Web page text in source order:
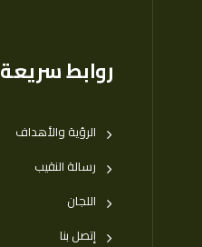
روابط سريعة
الرؤية والأهداف
رسالة النقيب
اللجان
إتصل بنا